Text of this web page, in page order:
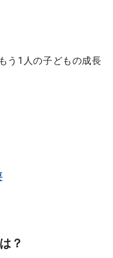
う1人の子どもの成長
？